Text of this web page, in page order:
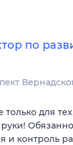
по
для тех,
и контроль